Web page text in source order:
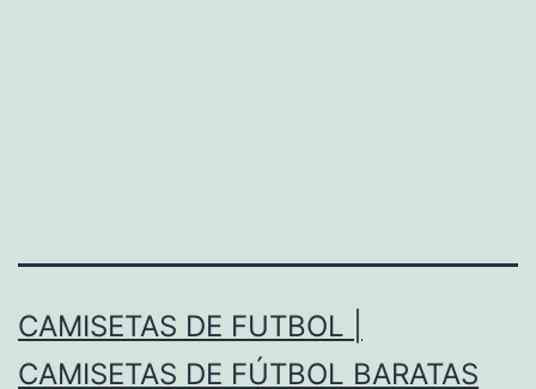
CAMISETAS DE FUTBOL |
CAMISETAS DE FÚTBOL BARATAS